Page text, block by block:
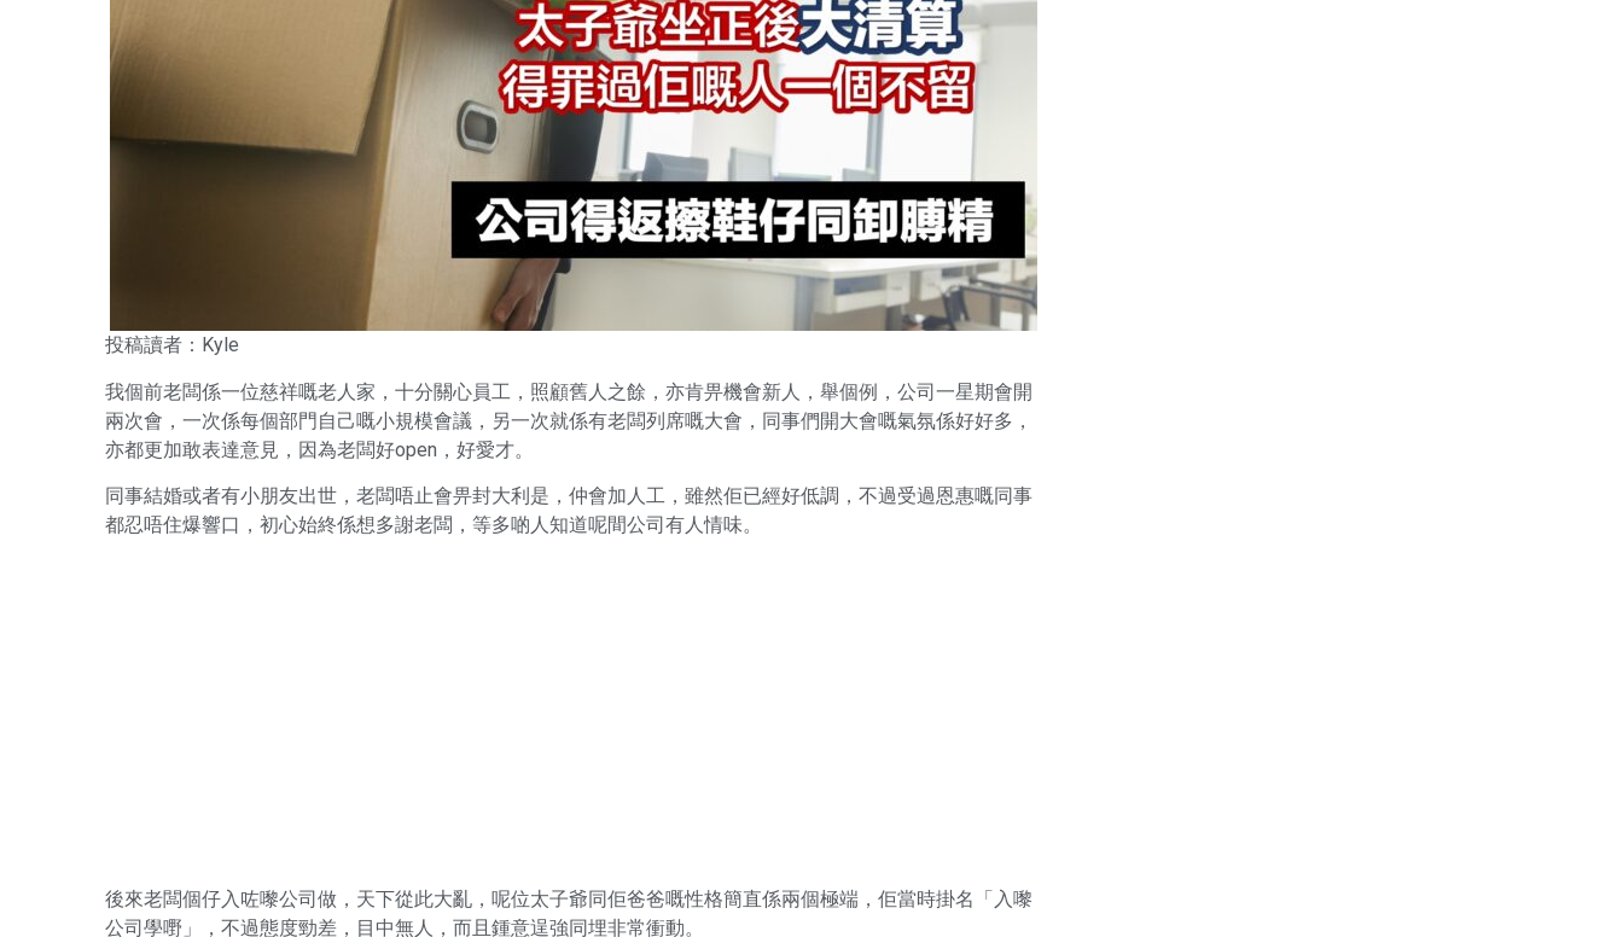
投稿讀者：Kyle
我個前老闆係一位慈祥嘅老人家，十分關心員工，照顧舊人之餘，亦肯畀機會新人，舉個例，公司一星期會開
兩次會，一次係每個部門自己嘅小規模會議，另一次就係有老闆列席嘅大會，同事們開大會嘅氣氛係好好多，
亦都更加敢表達意見，因為老闆好open，好愛才。
同事結婚或者有小朋友出世，老闆唔止會畀封大利是，仲會加人工，雖然佢已經好低調，不過受過恩惠嘅同事
都忍唔住爆響口，初心始終係想多謝老闆，等多啲人知道呢間公司有人情味。
後來老闆個仔入咗嚟公司做，天下從此大亂，呢位太子爺同佢爸爸嘅性格簡直係兩個極端，佢當時掛名「入嚟
公司學嘢」，不過態度勁差，目中無人，而且鍾意逞強同埋非常衝動。